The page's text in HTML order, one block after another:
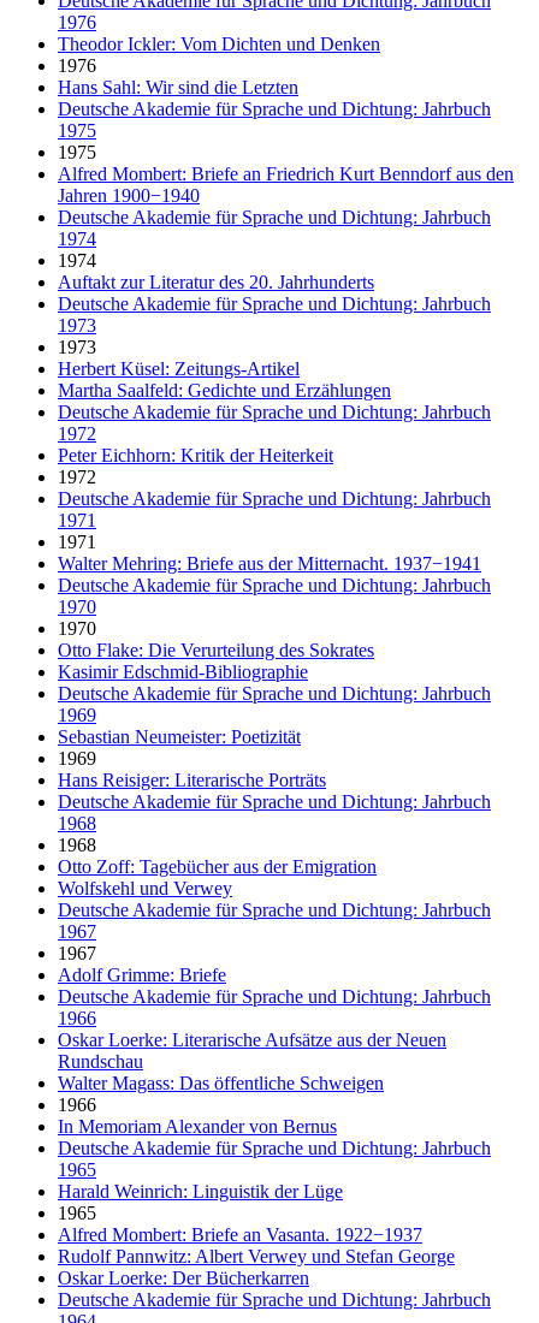
1976
Theodor Ickler: Vom Dichten und Denken
1976
Hans Sahl: Wir sind die Letzten
Deutsche Akademie für Sprache und Dichtung: Jahrbuch
1975
1975
Alfred Mombert: Briefe an Friedrich Kurt Benndorf aus den
Jahren 1900−1940
Deutsche Akademie für Sprache und Dichtung: Jahrbuch
1974
1974
Auftakt zur Literatur des 20. Jahrhunderts
Deutsche Akademie für Sprache und Dichtung: Jahrbuch
1973
1973
Herbert Küsel: Zeitungs-Artikel
Martha Saalfeld: Gedichte und Erzählungen
Deutsche Akademie für Sprache und Dichtung: Jahrbuch
1972
Peter Eichhorn: Kritik der Heiterkeit
1972
Deutsche Akademie für Sprache und Dichtung: Jahrbuch
1971
1971
Walter Mehring: Briefe aus der Mitternacht. 1937−1941
Deutsche Akademie für Sprache und Dichtung: Jahrbuch
1970
1970
Otto Flake: Die Verurteilung des Sokrates
Kasimir Edschmid-Bibliographie
Deutsche Akademie für Sprache und Dichtung: Jahrbuch
1969
Sebastian Neumeister: Poetizität
1969
Hans Reisiger: Literarische Porträts
Deutsche Akademie für Sprache und Dichtung: Jahrbuch
1968
1968
Otto Zoff: Tagebücher aus der Emigration
Wolfskehl und Verwey
Deutsche Akademie für Sprache und Dichtung: Jahrbuch
1967
1967
Adolf Grimme: Briefe
Deutsche Akademie für Sprache und Dichtung: Jahrbuch
1966
Oskar Loerke: Literarische Aufsätze aus der Neuen
Rundschau
Walter Magass: Das öffentliche Schweigen
1966
In Memoriam Alexander von Bernus
Deutsche Akademie für Sprache und Dichtung: Jahrbuch
1965
Harald Weinrich: Linguistik der Lüge
1965
Alfred Mombert: Briefe an Vasanta. 1922−1937
Rudolf Pannwitz: Albert Verwey und Stefan George
Oskar Loerke: Der Bücherkarren
Deutsche Akademie für Sprache und Dichtung: Jahrbuch